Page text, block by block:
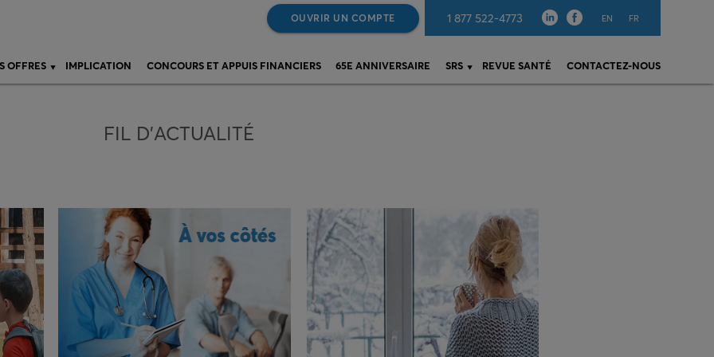
OUVRIR UN COMPTE 1 877 522-4773 EN FR
OFFRES IMPLICATION CONCOURS ET APPUIS FINANCIERS 65E ANNIVERSAIRE SRS REVUE SANTÉ CONTACTEZ-NOUS
FIL D’ACTUALITÉ